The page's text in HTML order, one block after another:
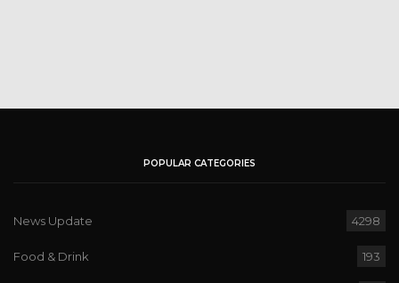
POPULAR CATEGORIES
News Update 4298
Food & Drink 193